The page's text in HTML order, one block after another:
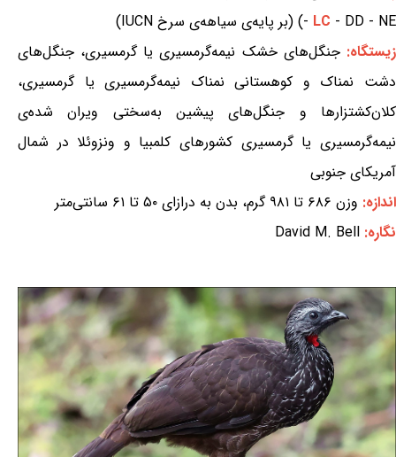
- LC - DD - NE) (بر پایه‌ی سیاهه‌ی سرخ IUCN)
زیستگاه:جنگل‌های خشک نیمه‌گرمسیری یا گرمسیری، جنگل‌های
دشت نمناک و کوهستانی نمناک نیمه‌گرمسیری یا گرمسیری،
کلان‌کشتزارها و جنگل‌های پیشین به‌سختی ویران شده‌ی
نیمه‌گرمسیری یا گرمسیری کشورهای کلمبیا و ونزوئلا در شمال
آمریکای جنوبی
اندازه: وزن ۶۸۶ تا ۹۸۱ گرم، بدن به درازای ۵۰ تا ۶۱ سانتی‌متر
نگاره: David M. Bell